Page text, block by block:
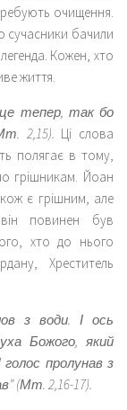
очищення.
сучасники бачили
Кожен, хто
життя.
тепер, так бо
2,15). Ці слова
полягає в тому,
грішникам. Йоан
є грішним, але
повинен був
хто до нього
Хреститель
з води. І ось
Божого, який
голос пролунав з
(Мт. 2,16-17).